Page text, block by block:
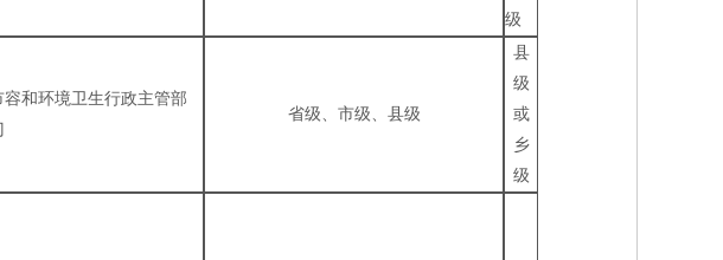
级
容和环境卫生行政主管部
省级、市级、县级
县
级
或
乡
级